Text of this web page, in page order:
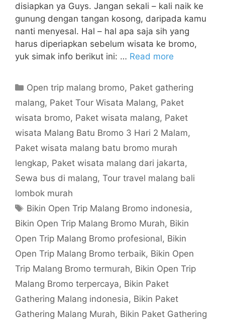
disiapkan ya Guys. Jangan sekali – kali naik ke
gunung dengan tangan kosong, daripada kamu
nanti menyesal. Hal – hal apa saja sih yang
harus diperiapkan sebelum wisata ke bromo,
yuk simak info berikut ini: … Read more
Open trip malang bromo, Paket gathering
malang, Paket Tour Wisata Malang, Paket
wisata bromo, Paket wisata malang, Paket
wisata Malang Batu Bromo 3 Hari 2 Malam,
Paket wisata malang batu bromo murah
lengkap, Paket wisata malang dari jakarta,
Sewa bus di malang, Tour travel malang bali
lombok murah
Bikin Open Trip Malang Bromo indonesia,
Bikin Open Trip Malang Bromo Murah, Bikin
Open Trip Malang Bromo profesional, Bikin
Open Trip Malang Bromo terbaik, Bikin Open
Trip Malang Bromo termurah, Bikin Open Trip
Malang Bromo terpercaya, Bikin Paket
Gathering Malang indonesia, Bikin Paket
Gathering Malang Murah, Bikin Paket Gathering